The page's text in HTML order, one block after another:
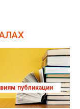
публикации